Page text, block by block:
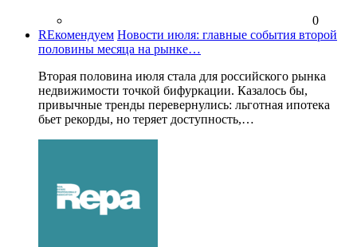
0
REкомендуем Новости июля: главные события второй
половины месяца на рынке…
Вторая половина июля стала для российского рынка
недвижимости точкой бифуркации. Казалось бы,
привычные тренды перевернулись: льготная ипотека
бьет рекорды, но теряет доступность,…